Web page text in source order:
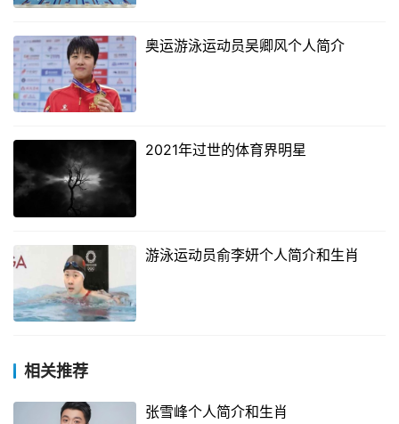
奥运游泳运动员吴卿风个人简介
2021年过世的体育界明星
游泳运动员俞李妍个人简介和生肖
相关推荐
张雪峰个人简介和生肖